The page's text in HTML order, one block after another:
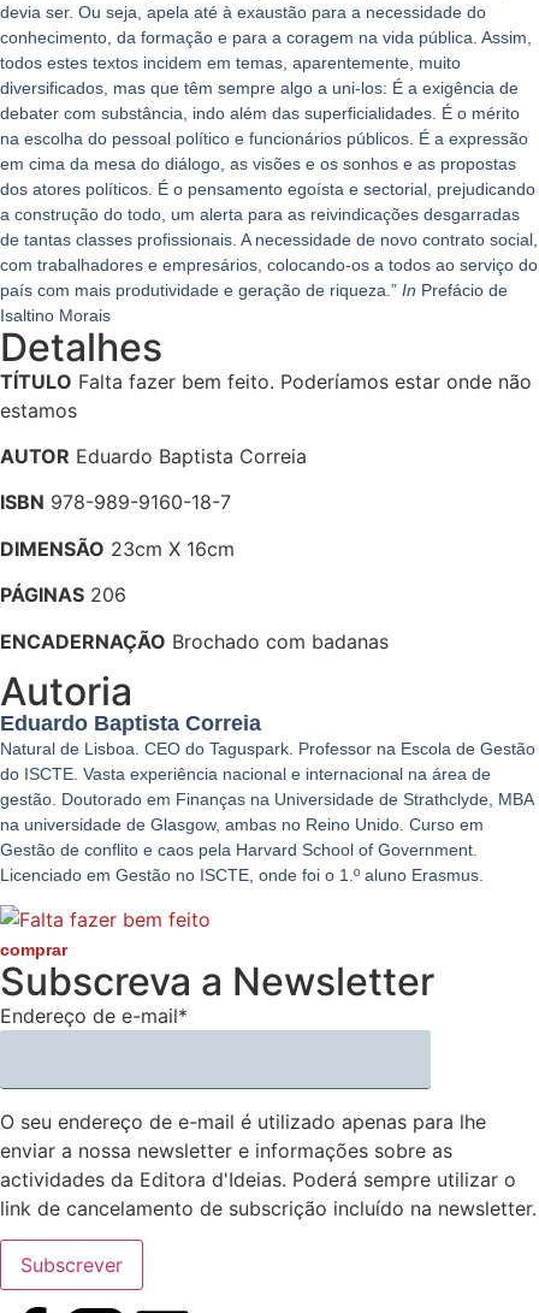
devia ser. Ou seja, apela até à exaustão para a necessidade do
conhecimento, da formação e para a coragem na vida pública. Assim,
todos estes textos incidem em temas, aparentemente, muito
diversificados, mas que têm sempre algo a uni-los: É a exigência de
debater com substância, indo além das superficialidades. É o mérito
na escolha do pessoal político e funcionários públicos. É a expressão
em cima da mesa do diálogo, as visões e os sonhos e as propostas
dos atores políticos. É o pensamento egoísta e sectorial, prejudicando
a construção do todo, um alerta para as reivindicações desgarradas
de tantas classes profissionais. A necessidade de novo contrato social,
com trabalhadores e empresários, colocando-os a todos ao serviço do
país com mais produtividade e geração de riqueza.” In Prefácio de
Isaltino Morais
Detalhes
TÍTULO Falta fazer bem feito. Poderíamos estar onde não
estamos
AUTOR Eduardo Baptista Correia
ISBN 978-989-9160-18-7
DIMENSÃO 23cm X 16cm
PÁGINAS 206
ENCADERNAÇÃO Brochado com badanas
Autoria
Eduardo Baptista Correia
Natural de Lisboa. CEO do Taguspark. Professor na Escola de Gestão
do ISCTE. Vasta experiência nacional e internacional na área de
gestão. Doutorado em Finanças na Universidade de Strathclyde, MBA
na universidade de Glasgow, ambas no Reino Unido. Curso em
Gestão de conflito e caos pela Harvard School of Government.
Licenciado em Gestão no ISCTE, onde foi o 1.º aluno Erasmus.
comprar
Subscreva a Newsletter
Endereço de e-mail*
O seu endereço de e-mail é utilizado apenas para lhe
enviar a nossa newsletter e informações sobre as
actividades da Editora d'Ideias. Poderá sempre utilizar o
link de cancelamento de subscrição incluído na newsletter.